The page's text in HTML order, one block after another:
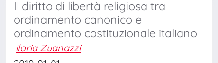
Il diritto di libertà religiosa tra
ordinamento canonico e
ordinamento costituzionale italiano
ilaria Zuanazzi